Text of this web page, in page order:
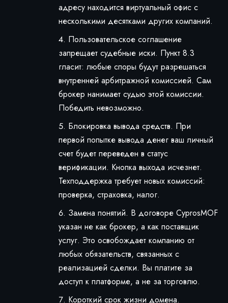
адресу находится виртуальный офис с
несколькими десятками других компаний.
Пользовательское соглашение
запрещает судебные иски. Пункт 8.3
гласит: любые споры будут разрешаться
внутренней арбитражной комиссией. Сам
брокер нанимает судью этой комиссии.
Победить невозможно.
Блокировка вывода средств. При
первой попытке вывода денег ваш личный
счет будет переведен в статус
верификации. Кнопка выхода исчезнет.
Техподдержка требует новых комиссий:
проверка, страховка, налог.
Замена понятий. В договоре CyprosMOF
указан не как брокер, а как поставщик
услуг. Это освобождает компанию от
любых обязательств, связанных с
реализацией сделки. Вы платите за
доступ к платформе, а не за торговлю.
Короткий срок жизни домена.